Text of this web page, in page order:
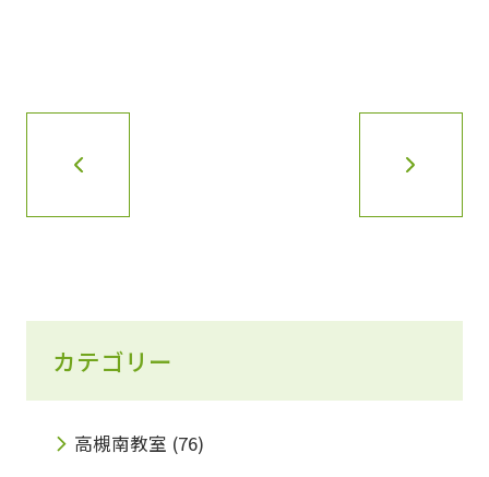
カテゴリー
高槻南教室 (76)